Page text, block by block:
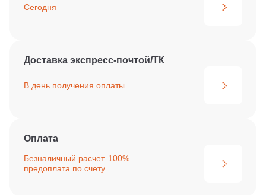
Сегодня
Доставка экспресс-почтой/ТК
В день получения оплаты
Оплата
Безналичный расчет. 100%
предоплата по счету